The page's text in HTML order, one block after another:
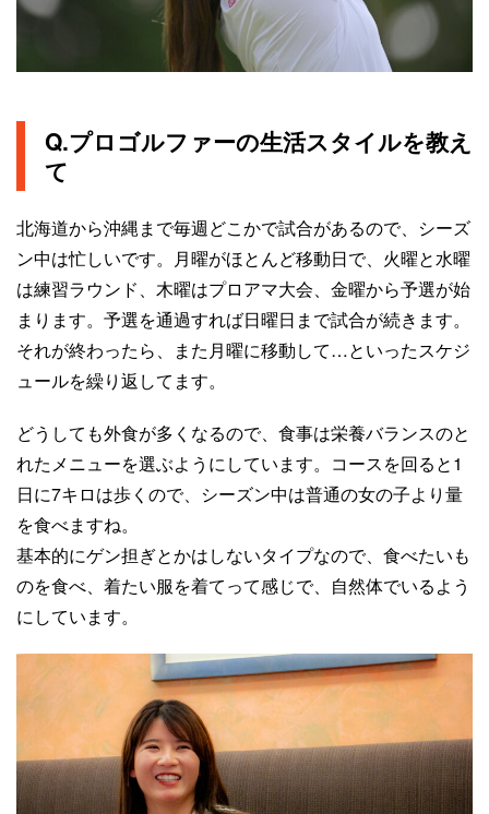
Q.プロゴルファーの生活スタイルを教え
て
北海道から沖縄まで毎週どこかで試合があるので、シーズ
ン中は忙しいです。月曜がほとんど移動日で、火曜と水曜
は練習ラウンド、木曜はプロアマ大会、金曜から予選が始
まります。予選を通過すれば日曜日まで試合が続きます。
それが終わったら、また月曜に移動して…といったスケジ
ュールを繰り返してます。
どうしても外食が多くなるので、食事は栄養バランスのと
れたメニューを選ぶようにしています。コースを回ると1
日に7キロは歩くので、シーズン中は普通の女の子より量
を食べますね。
基本的にゲン担ぎとかはしないタイプなので、食べたいも
のを食べ、着たい服を着てって感じで、自然体でいるよう
にしています。